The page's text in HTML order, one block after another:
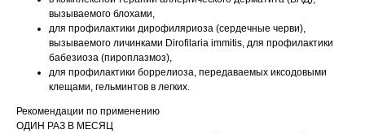
вызываемого блохами,
для профилактики дирофиляриоза (сердечные черви),
вызываемого личинками Dirofilaria immitis, для профилактики
бабезиоза (пироплазмоз),
для профилактики боррелиоза, передаваемых иксодовыми
клещами, гельминтов в легких.
Рекомендации по применению
ОДИН РАЗ В МЕСЯЦ
Политика конфиденциальности
Согласие на обработку перс. данных
Хотите у нас работать?
Заполнить анкету Реквизиты